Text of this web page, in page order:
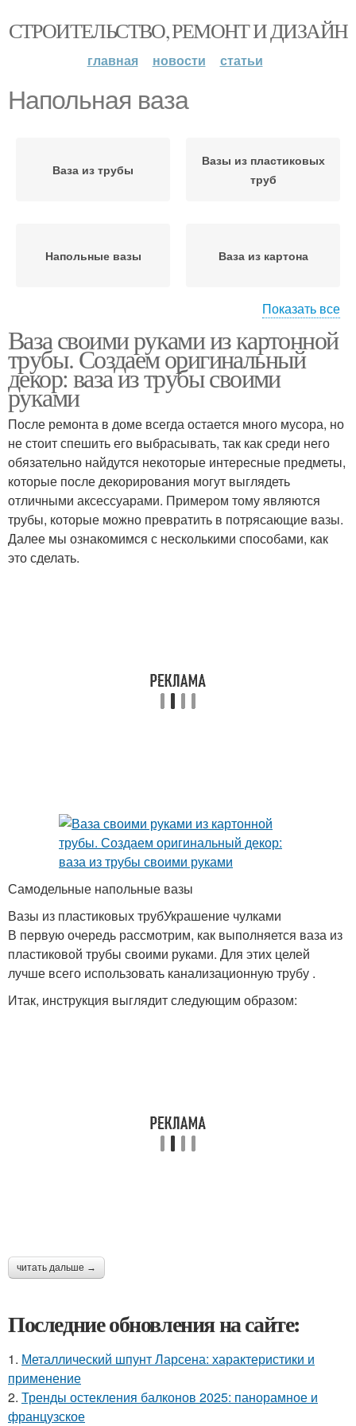
СТРОИТЕЛЬСТВО, РЕМОНТ И ДИЗАЙН
главная новости статьи
Напольная ваза
Ваза из трубы
Вазы из пластиковых
труб
Напольные вазы Ваза из картона
Ваза из труб
Показать все
Ваза своими руками из картонной
трубы. Создаем оригинальный
декор: ваза из трубы своими
руками
После ремонта в доме всегда остается много мусора, но
не стоит спешить его выбрасывать, так как среди него
обязательно найдутся некоторые интересные предметы,
которые после декорирования могут выглядеть
отличными аксессуарами. Примером тому являются
трубы, которые можно превратить в потрясающие вазы.
Далее мы ознакомимся с несколькими способами, как
это сделать.
Самодельные напольные вазы
Вазы из пластиковых трубУкрашение чулками
В первую очередь рассмотрим, как выполняется ваза из
пластиковой трубы своими руками. Для этих целей
лучше всего использовать канализационную трубу .
Итак, инструкция выглядит следующим образом:
читать дальше →
Последние обновления на сайте:
1. Металлический шпунт Ларсена: характеристики и
применение
2. Тренды остекления балконов 2025: панорамное и
французское